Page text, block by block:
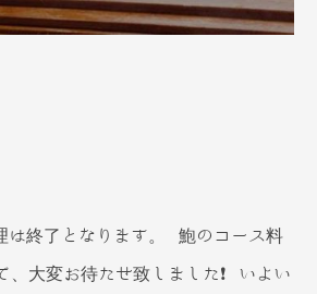
は終了となります。 鮑のコース料
大変お待たせ致しました❗️ いよい